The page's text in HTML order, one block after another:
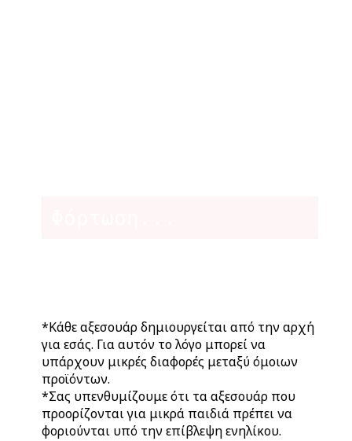
*Κάθε αξεσουάρ δημιουργείται από την αρχή
για εσάς. Για αυτόν το λόγο μπορεί να
υπάρχουν μικρές διαφορές μεταξύ όμοιων
προϊόντων.
*Σας υπενθυμίζουμε ότι τα αξεσουάρ που
προορίζονται για μικρά παιδιά πρέπει να
φοριούνται υπό την επίβλεψη ενηλίκου.